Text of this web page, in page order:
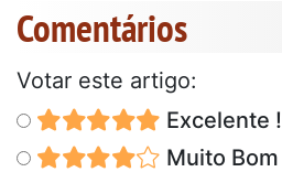
Comentários
Votar este artigo:
Excelente !
Muito Bom